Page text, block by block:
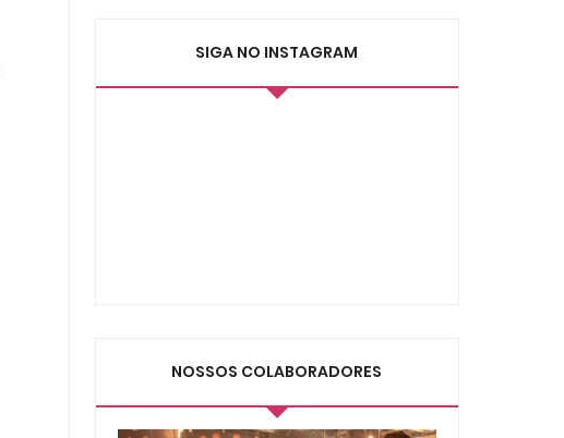
SIGA NO INSTAGRAM
NOSSOS COLABORADORES